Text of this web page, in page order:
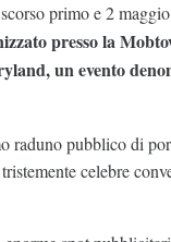
primo e 2
presso la
un evento
raduno pubblico di
celebre